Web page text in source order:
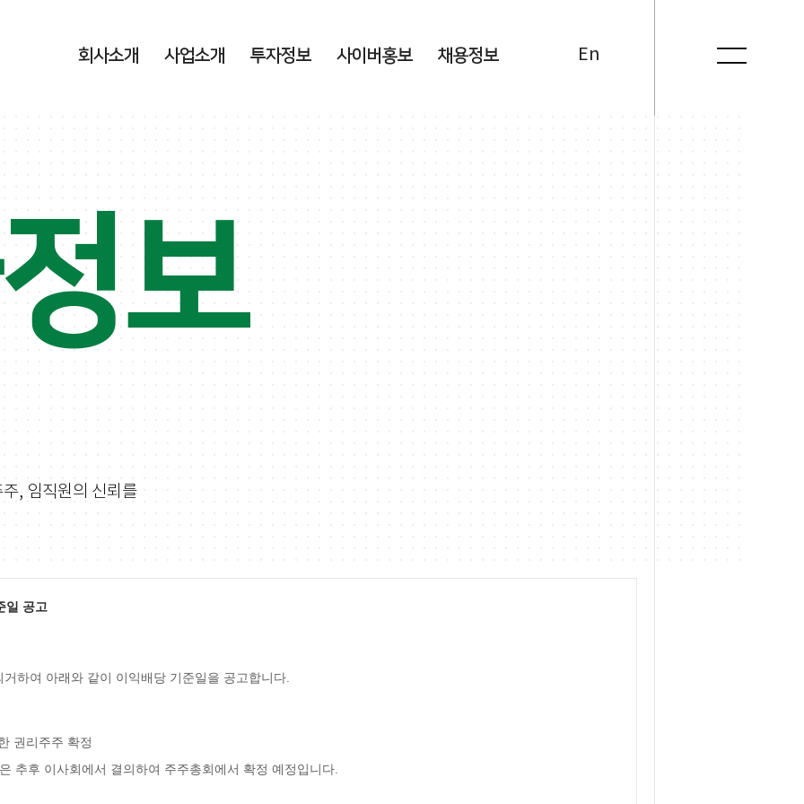
회사소개 사업소개 투자정보 사이버홍보 채용정보 En
보
, 임직원의 신뢰를
일 공고
거하여 아래와 같이 이익배당 기준일을 공고합니다.
권리주주 확정
추후 이사회에서 결의하여 주주총회에서 확정 예정입니다.